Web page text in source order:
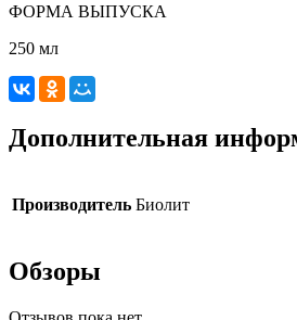
ФОРМА ВЫПУСКА
250 мл
Дополнительная
Производитель Биолит
Обзоры